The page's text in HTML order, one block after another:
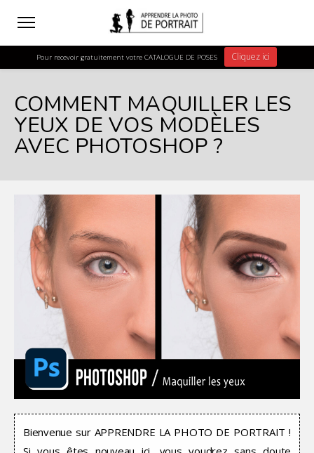
COMMENT MAQUILLER LES
YEUX DE VOS MODÈLES
AVEC PHOTOSHOP ?
Bienvenue sur APPRENDRE LA PHOTO DE PORTRAIT !
Pour recevoir gratuitement votre CATALOGUE DE POSES Cliquez ici